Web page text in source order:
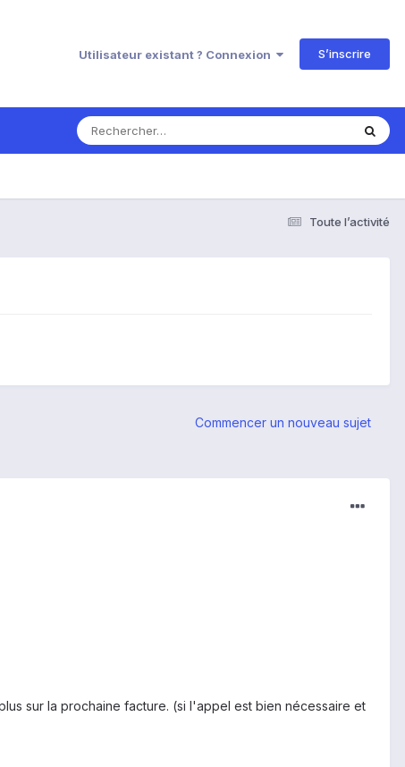
Utilisateur existant ? Connexion S’inscrire
Toute l’activité
Commencer un nouveau sujet
sur la prochaine facture. (si l'appel est bien nécessaire et